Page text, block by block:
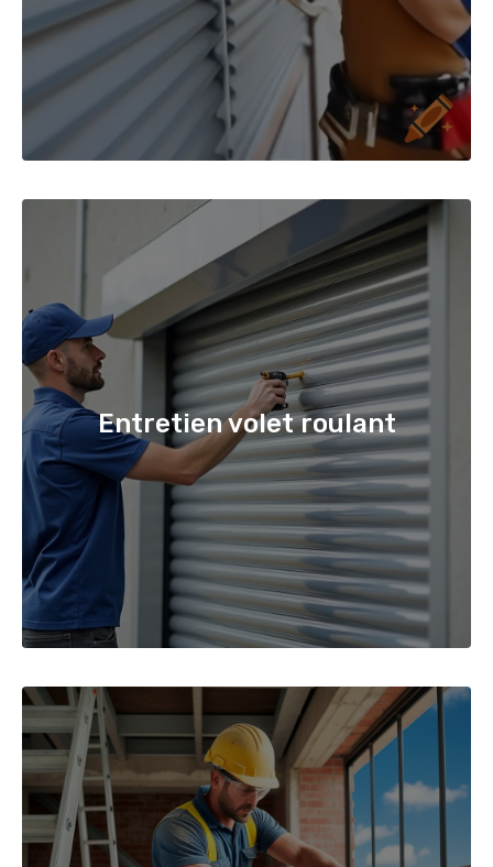
Entretien volet roulant